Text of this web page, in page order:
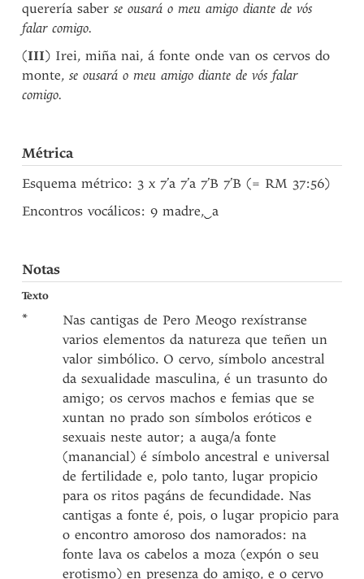
querería saberse ousará o meu amigo diante de vós
falar comigo.
(III) Irei, miña nai, á fonte onde van os cervos do
monte,se ousará o meu amigo diante de vós falar
comigo.
Métrica
Esquema métrico: 3 x 7’a 7’a 7’B 7’B (= RM 37:56)
Encontros vocálicos: 9 madre, ‿a
Notas
Texto
*
Nas cantigas de Pero Meogo rexístranse
varios elementos da natureza que teñen un
valor simbólico. O cervo, símbolo ancestral
da sexualidade masculina, é un trasunto do
amigo; os cervos machos e femias que se
xuntan no prado son símbolos eróticos e
sexuais neste autor; a auga/a fonte
(manancial) é símbolo ancestral e universal
de fertilidade e, polo tanto, lugar propicio
para os ritos pagáns de fecundidade. Nas
cantigas a fonte é, pois, o lugar propicio para
o encontro amoroso dos namorados: na
fonte lava os cabelos a moza (expón o seu
erotismo) en presenza do amigo, e o cervo